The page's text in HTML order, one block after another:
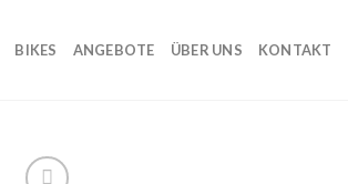
BIKES ANGEBOTE ÜBER UNS KONTAKT